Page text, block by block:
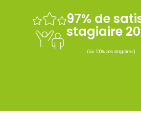
97% de
stagiaire
(sur 100% des stagiaires)